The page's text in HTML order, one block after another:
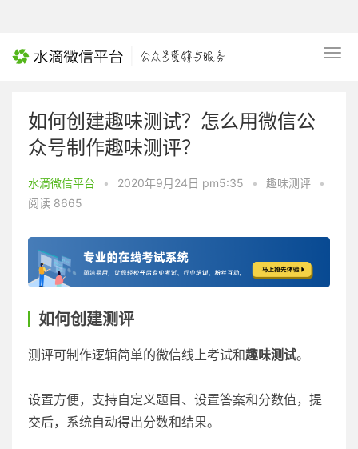
如何创建趣味测试？怎么用微信公
众号制作趣味测评？
水滴微信平台 • 2020年9月24日 pm5:35 • 趣味测评
•
阅读 8665
如何创建测评
测评可制作逻辑简单的微信线上考试和趣味测试。
设置方便，支持自定义题目、设置答案和分数值，提
交后，系统自动得出分数和结果。